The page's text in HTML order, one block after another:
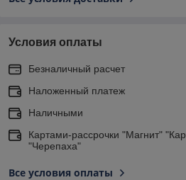
Условия оплаты
Безналичный расчет
Наложенный платеж
Наличными
Картами-рассрочки "Магнит"
"Черепаха"
Все условия оплаты